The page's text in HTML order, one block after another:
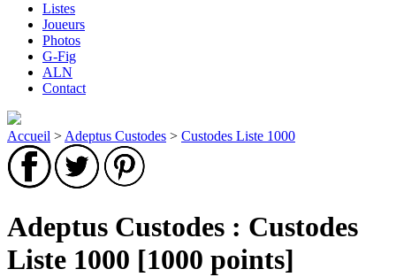
Listes
Joueurs
Photos
G-Fig
ALN
Contact
Accueil > Adeptus Custodes > Custodes Liste 1000
Adeptus Custodes : Custodes
Liste 1000 [1000 points]